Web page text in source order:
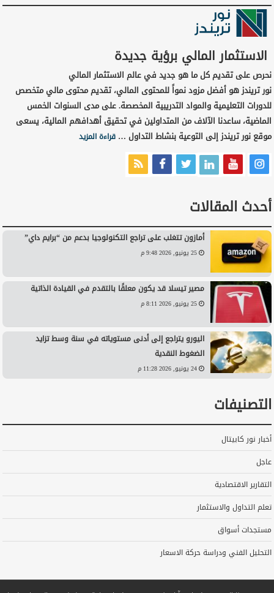
الاستثمار المالي برؤية جديدة
نحرص على تقديم كل ما هو جديد في عالم الاستثمار المالي
نور تريندز هو أفضل مزود نمواً للمحتوى المالي، تقديم محتوى مالي متخصص
للدورات التعليمية والمواد التدريبية المخصصة. على مدى السنوات الخمس
الماضية، ساعدنا الآلاف من المتداولين في تحقيق أهدافهم المالية، يسعى
موقع نور تريندز إلى التوعية بنشاط التداول …قراءة المزيد
أحدث المقالات
أمازون تتغلب على تراجع التكنولوجيا بدعم من “برايم داي”
25 يونيو, 2026 9:48 م
مصير تيسلا قد يكون معلقًا بالتقدم في القيادة الذاتية
25 يونيو, 2026 8:11 م
اليورو يتراجع إلى أدنى مستوياته في سنة وسط تزايد
الضغوط النقدية
24 يونيو, 2026 11:28 م
التصنيفات
أخبار نور كابيتال
عاجل
التقارير الاقتصادية
تعلم التداول والاستثمار
مستجدات أسواق
التحليل الفني ودراسة حركة الاسعار